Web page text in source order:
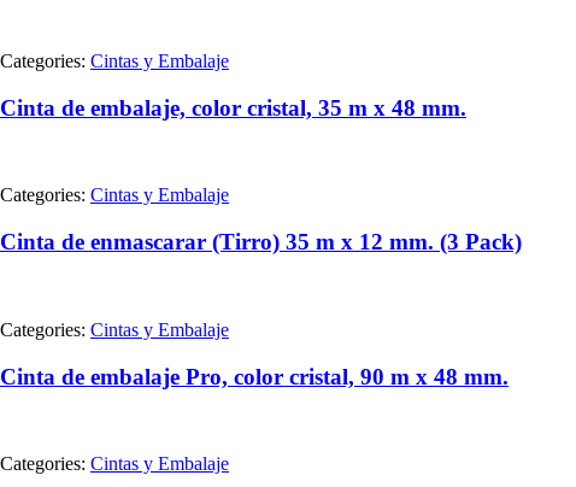
Categories: Cintas y Embalaje
Cinta de embalaje, color cristal, 35 m x 48 mm.
Categories: Cintas y Embalaje
Cinta de enmascarar (Tirro) 35 m x 12 mm. (3 Pack)
Categories: Cintas y Embalaje
Cinta de embalaje Pro, color cristal, 90 m x 48 mm.
Categories: Cintas y Embalaje